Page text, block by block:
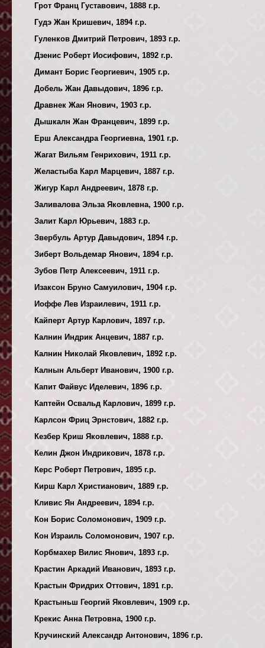
Грот Франц Густавович, 1888 г.р.
Гудэ Жан Кришевич, 1894 г.р.
Гуленков Дмитрий Петрович, 1893 г.р.
Дзенис Роберт Иосифович, 1892 г.р.
Димант Борис Георгиевич, 1905 г.р.
Добель Жан Давыдович, 1896 г.р.
Дравнек Жан Янович, 1903 г.р.
Дышкалн Жан Францевич, 1899 г.р.
Ерш Александра Георгиевна, 1901 г.р.
Жагат Вильям Генрихович, 1911 г.р.
Желастыба Карл Марцевич, 1887 г.р.
Жигур Карл Андреевич, 1878 г.р.
Заливалова Эльза Яковлевна, 1900 г.р.
Залит Карл Юрьевич, 1883 г.р.
Звербуль Артур Давыдович, 1894 г.р.
Зиберт Вольдемар Янович, 1894 г.р.
Зубов Петр Алексеевич, 1911 г.р.
Изаксон Бруно Самуилович, 1904 г.р.
Иоффе Лев Израилевич, 1911 г.р.
Кайперт Артур Карлович, 1897 г.р.
Калнин Индрик Анцевич, 1887 г.р.
Калнин Николай Яковлевич, 1892 г.р.
Калнын Альберт Иванович, 1900 г.р.
Капит Файвус Иделевич, 1896 г.р.
Каптейн Освальд Карлович, 1899 г.р.
Карлсон Фриц Эрнстович, 1882 г.р.
Кезбер Криш Яковлевич, 1888 г.р.
Келин Джон Индрикович, 1878 г.р.
Керс Роберт Петрович, 1895 г.р.
Кирш Карл Христианович, 1889 г.р.
Кливис Ян Андреевич, 1894 г.р.
Кон Борис Соломонович, 1909 г.р.
Кон Израиль Соломонович, 1907 г.р.
Корбмахер Вилис Янович, 1893 г.р.
Крастин Аркадий Иванович, 1893 г.р.
Крастын Фридрих Оттович, 1891 г.р.
Крастыньш Георгий Яковлевич, 1909 г.р.
Крекис Анна Петровна, 1900 г.р.
Кручинский Александр Антонович, 1896 г.р.